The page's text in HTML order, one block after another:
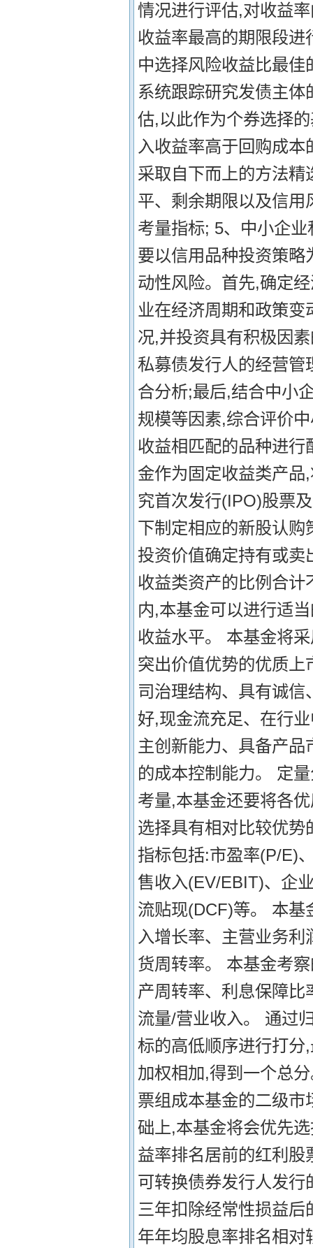
情况进行评估,对收益
收益率最高的期限段
中选择风险收益比最
系统跟踪研究发债主
估,以此作为个券选择
入收益率高于回购成
采取自下而上的方法
平、剩余期限以及信
考量指标; 5、中小企
要以信用品种投资策
动性风险。首先,确定
业在经济周期和政策
况,并投资具有积极因
私募债发行人的经营管
合分析;最后,结合中小
规模等因素,综合评价
收益相匹配的品种进
金作为固定收益类产
究首次发行(IPO)股票
下制定相应的新股认
投资价值确定持有或
收益类资产的比例合
内,本基金可以进行适
收益水平。 本基金将
突出价值优势的优质
司治理结构、具有诚
好,现金流充足、在行
主创新能力、具备产
的成本控制能力。 定
考量,本基金还要将各
选择具有相对比较优
指标包括:市盈率(P/E)
售收入(EV/EBIT)、企
流贴现(DCF)等。 本
入增长率、主营业务
货周转率。 本基金考
产周转率、利息保障
流量/营业收入。 通过
标的高低顺序进行打
加权相加,得到一个总
票组成本基金的二级
础上,本基金将会优先
益率排名居前的红利
可转换债券发行人发
三年扣除经常性损益
年年均股息率排名相